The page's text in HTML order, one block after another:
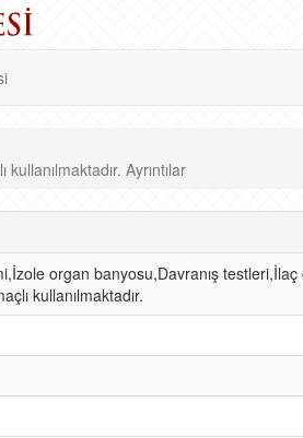
Ayrıntılar
organ banyosu,Davranış testleri,İlaç
kullanılmaktadır.